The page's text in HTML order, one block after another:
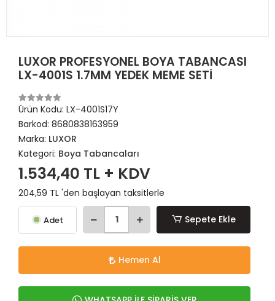
LUXOR PROFESYONEL BOYA TABANCASI
LX-4001S 1.7MM YEDEK MEME SETİ
Ürün Kodu: LX-4001S17Y
Barkod: 8680838163959
Marka: LUXOR
Kategori: Boya Tabancaları
1.534,40 TL + KDV
204,59 TL 'den başlayan taksitlerle
Adet Sepete Ekle
Hemen Al